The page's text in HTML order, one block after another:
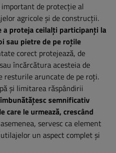
de protecție al
agricole și de construcții.
a proteja ceilalți participanți la
sau pietre de pe roțile
corect protejează, de
încărcătura acesteia de
resturile aruncate de pe roți.
și limitarea răspândirii
îmbunătățesc semnificativ
le urmează, crescând
servesc ca element
un aspect complet și